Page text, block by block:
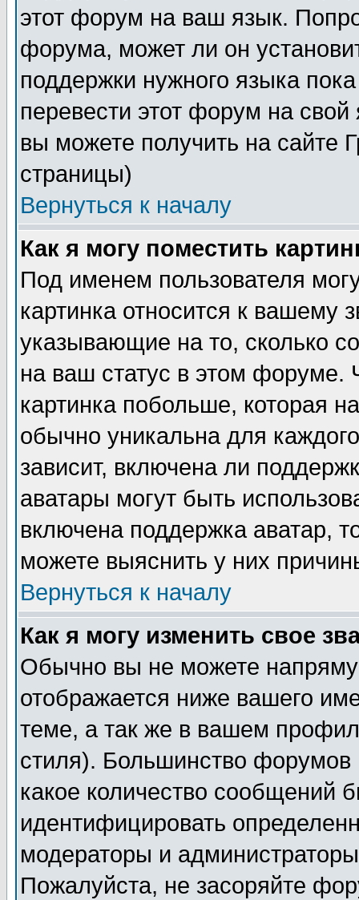
этот форум на ваш язык.
форума, может ли он
поддержки нужного языка
перевести этот форум на
вы можете получить на сайте
страницы)
Вернуться к началу
Как я могу поместить
Под именем пользователя
картинка относится к вашему
указывающие на то, сколько
на ваш статус в этом форуме.
картинка побольше, которая
обычно уникальна для
зависит, включена ли
аватары могут быть
включена поддержка аватар,
можете выяснить у них
Вернуться к началу
Как я могу изменить свое
Обычно вы не можете
отображается ниже вашего
теме, а так же в вашем
стиля). Большинство форумов
какое количество сообщений
идентифицировать
модераторы и
Пожалуйста, не засоряйте